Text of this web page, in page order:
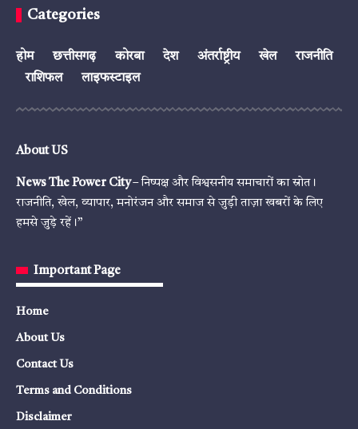
Categories
होम छत्तीसगढ़ कोरबा देश अंतर्राष्ट्रीय खेल
राजनीति
राशिफल
लाइफस्टाइल
About US
News The Power City– निष्पक्ष और विश्वसनीय समाचारों का स्रोत।
राजनीति, खेल, व्यापार, मनोरंजन और समाज से जुड़ी ताज़ा खबरों के लिए
हमसे जुड़े रहें।”
Important Page
Home
About Us
Contact Us
Terms and Conditions
Disclaimer